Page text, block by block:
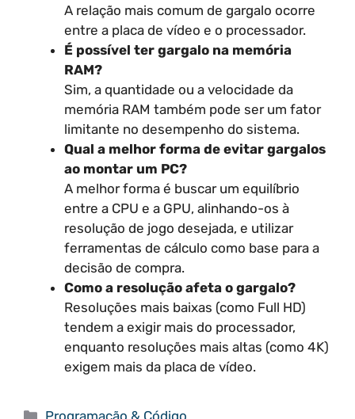
A relação mais comum de gargalo ocorre
entre a placa de vídeo e o processador.
É possível ter gargalo na memória
RAM?
Sim, a quantidade ou a velocidade da
memória RAM também pode ser um fator
limitante no desempenho do sistema.
Qual a melhor forma de evitar gargalos
ao montar um PC?
A melhor forma é buscar um equilíbrio
entre a CPU e a GPU, alinhando-os à
resolução de jogo desejada, e utilizar
ferramentas de cálculo como base para a
decisão de compra.
Como a resolução afeta o gargalo?
Resoluções mais baixas (como Full HD)
tendem a exigir mais do processador,
enquanto resoluções mais altas (como 4K)
exigem mais da placa de vídeo.
Categorias
Programação & Código